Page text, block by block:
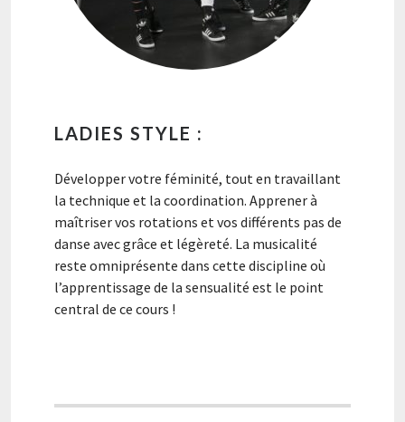
LADIES STYLE :
Développer votre féminité, tout en travaillant
la technique et la coordination. Apprener à
maîtriser vos rotations et vos différents pas de
danse avec grâce et légèreté. La musicalité
reste omniprésente dans cette discipline où
l’apprentissage de la sensualité est le point
central de ce cours !